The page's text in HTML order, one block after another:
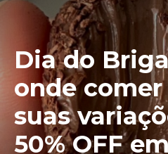
Dia do
onde
suas
50% OFF